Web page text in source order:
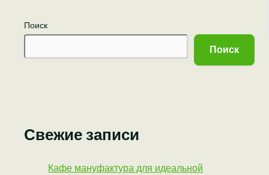
Поиск
Поиск
Свежие записи
Кафе мануфактура для идеальной